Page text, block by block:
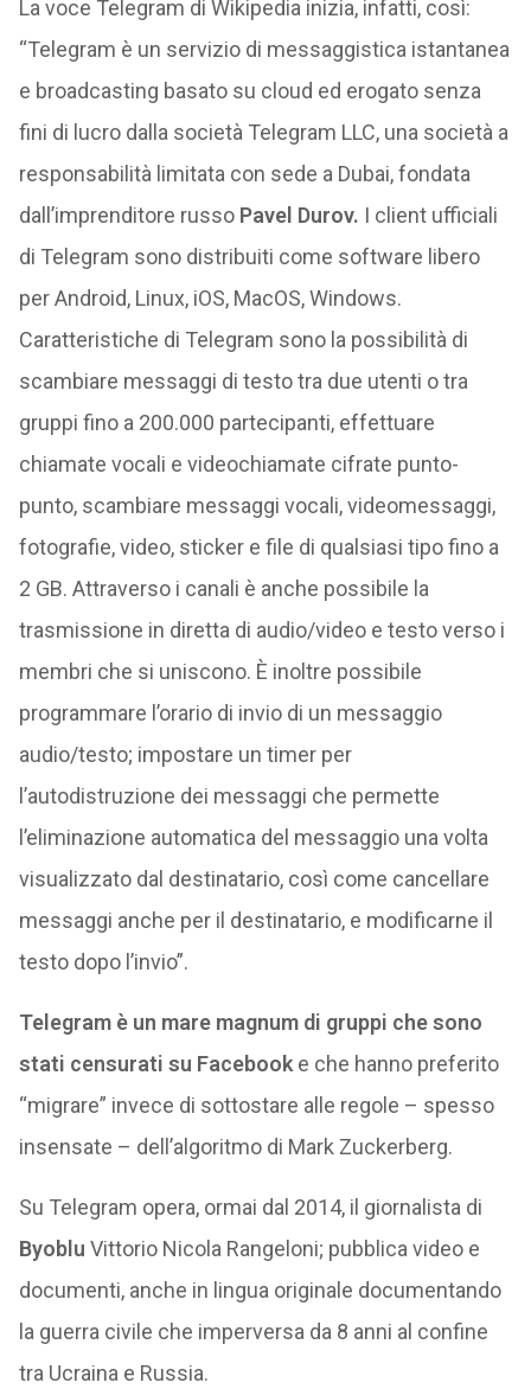
La voce Telegram di Wikipedia inizia, infatti, così:
“Telegram è un servizio di messaggistica istantanea
e broadcasting basato su cloud ed erogato senza
fini di lucro dalla società Telegram LLC, una società a
responsabilità limitata con sede a Dubai, fondata
dall’imprenditore russo Pavel Durov. I client ufficiali
di Telegram sono distribuiti come software libero
per Android, Linux, iOS, MacOS, Windows.
Caratteristiche di Telegram sono la possibilità di
scambiare messaggi di testo tra due utenti o tra
gruppi fino a 200.000 partecipanti, effettuare
chiamate vocali e videochiamate cifrate punto-
punto, scambiare messaggi vocali, videomessaggi,
fotografie, video, sticker e file di qualsiasi tipo fino a
2 GB. Attraverso i canali è anche possibile la
trasmissione in diretta di audio/video e testo verso i
membri che si uniscono. È inoltre possibile
programmare l’orario di invio di un messaggio
audio/testo; impostare un timer per
l’autodistruzione dei messaggi che permette
l’eliminazione automatica del messaggio una volta
visualizzato dal destinatario, così come cancellare
messaggi anche per il destinatario, e modificarne il
testo dopo l’invio”.
Telegram è un mare magnum di gruppi che sono
stati censurati su Facebooke che hanno preferito
“migrare” invece di sottostare alle regole – spesso
insensate – dell’algoritmo di Mark Zuckerberg.
Su Telegram opera, ormai dal 2014, il giornalista di
Byoblu Vittorio Nicola Rangeloni; pubblica video e
documenti, anche in lingua originale documentando
la guerra civile che imperversa da 8 anni al confine
tra Ucraina e Russia.